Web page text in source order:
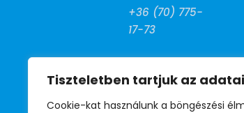
Tiszteletben tartjuk az
Cookie-kat használunk a böngészési
+36 (70) 775-
17-73
+36 (1) 799-
27-13